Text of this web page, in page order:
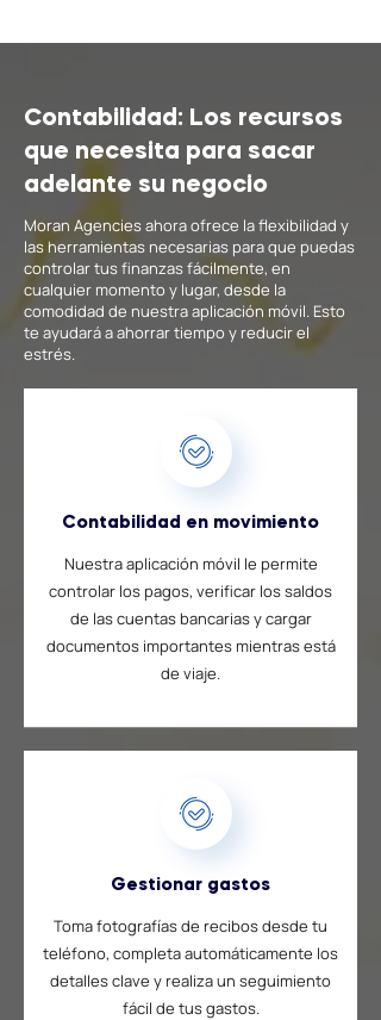
Contabilidad: Los recursos
que necesita para sacar
adelante su negocio
Moran Agencies ahora ofrece la flexibilidad y
las herramientas necesarias para que puedas
controlar tus finanzas fácilmente, en
cualquier momento y lugar, desde la
comodidad de nuestra aplicación móvil. Esto
te ayudará a ahorrar tiempo y reducir el
estrés.
Contabilidad en movimiento
Nuestra aplicación móvil le permite
controlar los pagos, verificar los saldos
de las cuentas bancarias y cargar
documentos importantes mientras está
de viaje.
Gestionar gastos
Toma fotografías de recibos desde tu
teléfono, completa automáticamente los
detalles clave y realiza un seguimiento
fácil de tus gastos.